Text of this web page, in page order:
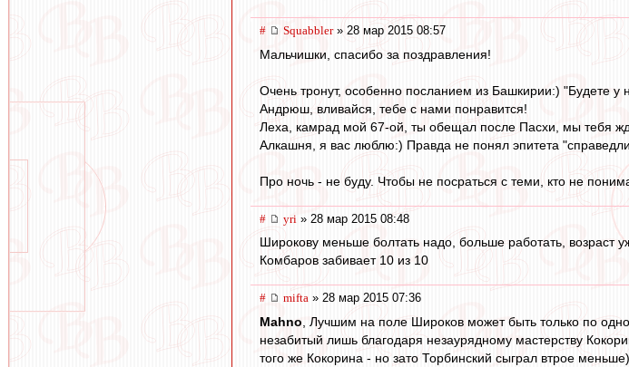
# Squabbler» 28 мар 2015 08:57
Мальчишки, спасибо за поздравления!
Очень тронут, особенно посланием из Башкирии:) "Будете у
Андрюш, вливайся, тебе с нами понравится!
Леха, камрад мой 67-ой, ты обещал после Пасхи, мы тебя
Алкашня, я вас люблю:) Правда не понял эпитета
Про ночь - не буду. Чтобы не посраться с теми, кто не
# yri » 28 мар 2015 08:48
Широкову меньше болтать надо, больше работать, возраст
Комбаров забивает 10 из 10
# mifta » 28 мар 2015 07:36
Mahno , Лучшим на поле Широков может быть только по
незабитый лишь благодаря незаурядному мастерству
того же Кокорина - но зато Торбинский сыграл втрое